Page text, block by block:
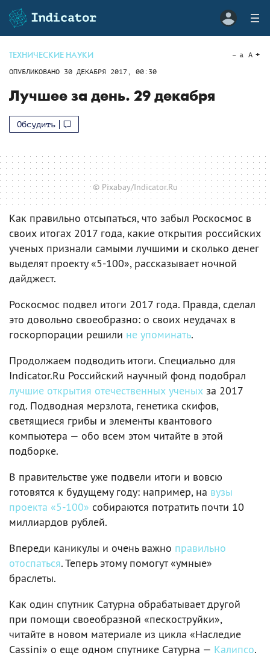
ТЕХНИЧЕСКИЕ НАУКИ
ОПУБЛИКОВАНО 30 ДЕКАБРЯ 2017, 00:30
a A
Лучшее за день. 29 декабря
Обсудить
© Pixabay/Indicator.Ru
Как правильно отсыпаться, что забыл Роскосмос в
своих итогах 2017 года, какие открытия российских
ученых признали самыми лучшими и сколько денег
выделят проекту «5-100», рассказывает ночной
дайджест.
Роскосмос подвел итоги 2017 года. Правда, сделал
это довольно своеобразно: о своих неудачах в
госкорпорации решили не упоминать.
Продолжаем подводить итоги. Специально для
Indicator.Ru Российский научный фонд подобрал
лучшие открытия отечественных ученых за 2017
год. Подводная мерзлота, генетика скифов,
светящиеся грибы и элементы квантового
компьютера — обо всем этом читайте в этой
подборке.
В правительстве уже подвели итоги и вовсю
готовятся к будущему году: например, на вузы
проекта «5-100» собираются потратить почти 10
миллиардов рублей.
Впереди каникулы и очень важно правильно
отоспаться. Теперь этому помогут «умные»
браслеты.
Как один спутник Сатурна обрабатывает другой
при помощи своеобразной «пескоструйки»,
читайте в новом материале из цикла «Наследие
Cassini» о еще одном спутнике Сатурна — Калипсо.